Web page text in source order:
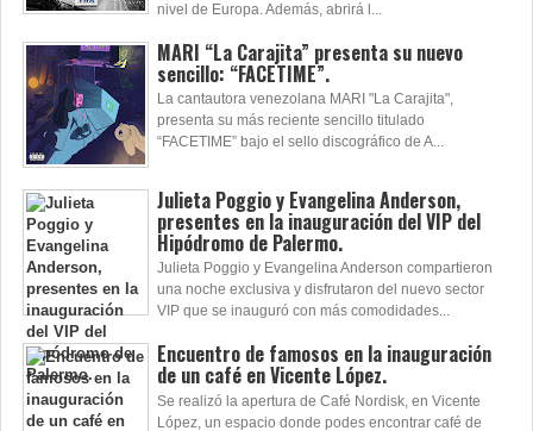
nivel de Europa. Además, abrirá l...
MARI “La Carajita” presenta su nuevo
sencillo: “FACETIME”.
La cantautora venezolana MARI "La Carajita",
presenta su más reciente sencillo titulado
“FACETIME” bajo el sello discográfico de A...
Julieta Poggio y Evangelina Anderson,
presentes en la inauguración del VIP del
Hipódromo de Palermo.
Julieta Poggio y Evangelina Anderson compartieron
una noche exclusiva y disfrutaron del nuevo sector
VIP que se inauguró con más comodidades...
Encuentro de famosos en la inauguración
de un café en Vicente López.
Se realizó la apertura de Café Nordisk, en Vicente
López, un espacio donde podes encontrar café de